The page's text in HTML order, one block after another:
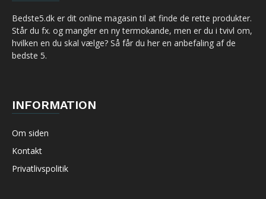
Bedste5.dk er dit online magasin til at finde de rette produkter.
Står du fx. og mangler en ny termokande, men er du i tvivl om,
hvilken en du skal vælge? Så får du her en anbefaling af de
bedste 5.
INFORMATION
Om siden
Kontakt
Privatlivspolitik